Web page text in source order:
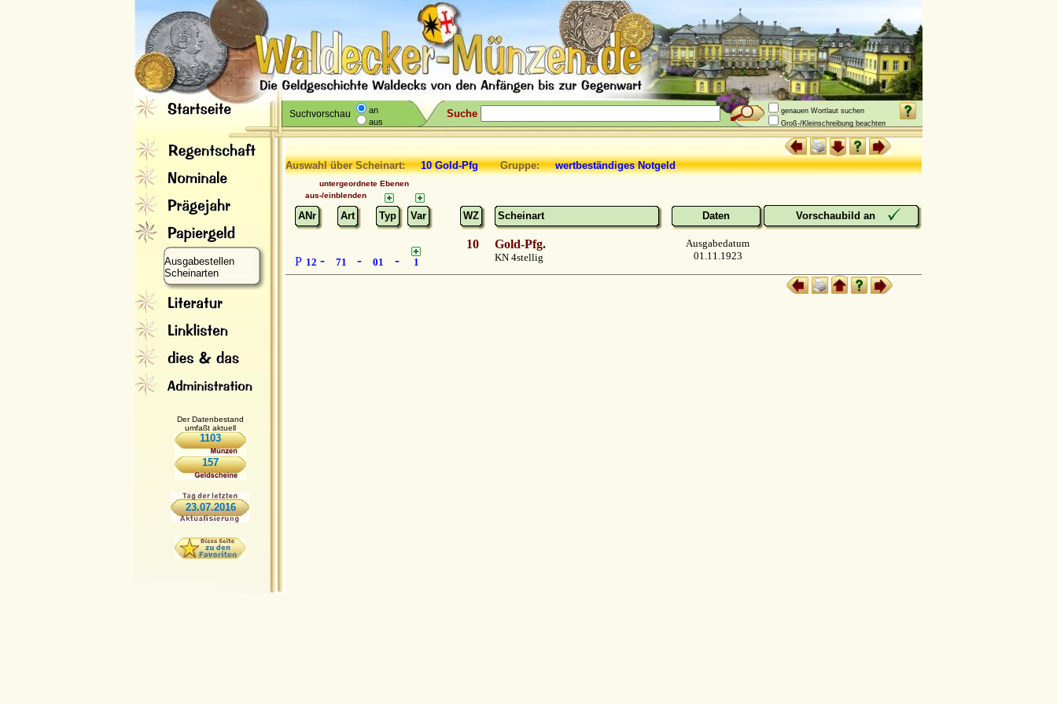
Suchvorschau
an
aus
Suche
genauen Wortlaut suchen
Groß-/Kleinschreibung beachten
Ausgabestellen
Scheinarten
Der Datenbestand
umfaßt aktuell
1103
157
23.07.2016
Auswahl über Scheinart:10 Gold-PfgGruppe:wertbeständiges Notgeld
untergeordnete Ebenen
aus-/einblenden
ANr Art Typ Var WZ Scheinart Daten Vorschaubild an
P 12 - 71 - 01 - 1
10 Gold-Pfg.
KN 4stellig
Ausgabedatum
01.11.1923